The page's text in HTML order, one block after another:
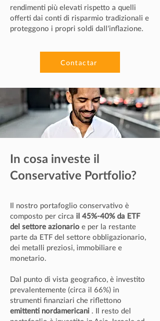
rendimenti più elevati rispetto a quelli
offerti dai conti di risparmio tradizionali e
proteggono i propri soldi dall’inflazione.
Contactar
In cosa investe il
Conservative Portfolio?
Il nostro portafoglio conservativo è
composto per circa il 45%-40% da ETF
del settore azionario e per la restante
parte da ETF del settore obbligazionario,
dei metalli preziosi, immobiliare e
monetario.
Dal punto di vista geografico, è investito
prevalentemente (circa il 66%) in
strumenti finanziari che riflettono
emittenti nordamericani . Il resto del